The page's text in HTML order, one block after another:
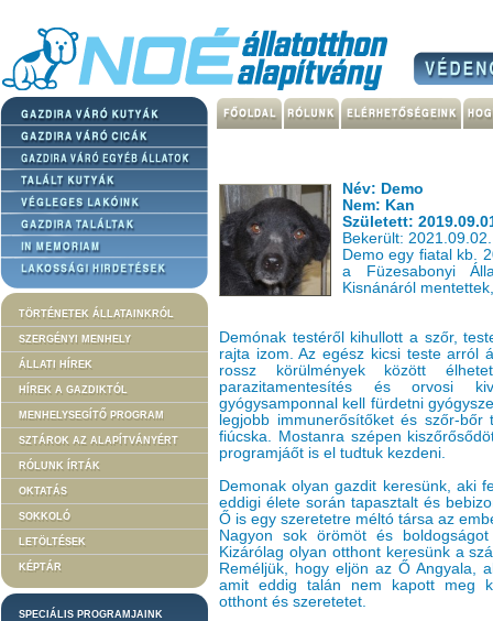
TÖRTÉNETEK ÁLLATAINKRÓL
SZERGÉNYI MENHELY
ÁLLATI HÍREK
HÍREK A GAZDIKTÓL
MENHELYSEGÍTŐ PROGRAM
SZTÁROK AZ ALAPÍTVÁNYÉRT
RÓLUNK ÍRTÁK
OKTATÁS
SOKKOLÓ
LETÖLTÉSEK
KÉPTÁR
SPECIÁLIS PROGRAMJAINK
Név: Demo
Nem: Kan
Született:
Bekerült: 2021.09.02.
Demo egy fiatal kb.
a Füzesabonyi
Kisnánáról
Demónak testéről kihullott a szőr,
rajta izom. Az egész kicsi teste arról
rossz körülmények között
parazitamentesítés és orvosi
gyógysamponnal kell fürdetni
legjobb immunerősítőket és szőr-
fiúcska. Mostanra szépen
programjáőt is el tudtuk kezdeni.
Demonak olyan gazdit keresünk, aki
eddigi élete során tapasztalt és
Ő is egy szeretetre méltó társa az
Nagyon sok örömöt és
Kizárólag olyan otthont keresünk a
Reméljük, hogy eljön az Ő Angyala,
amit eddig talán nem kapott meg
otthont és szeretetet.